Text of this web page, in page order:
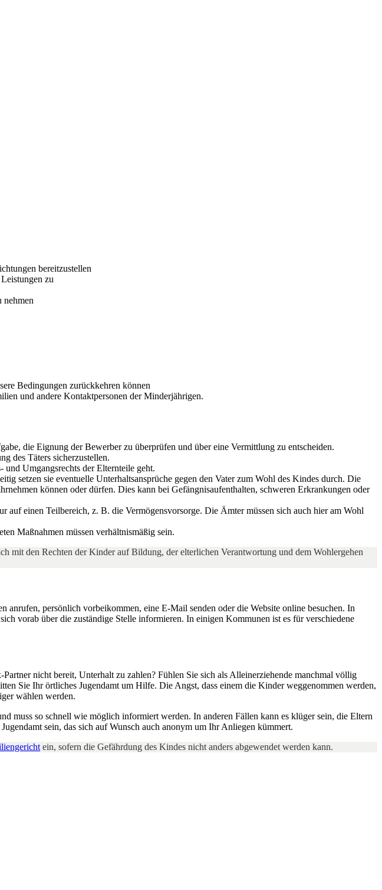
bereitzustellen
zu
nehmen
Bedingungen zurückkehren können
und andere Kontaktpersonen der Minderjährigen.
die Eignung der Bewerber zu überprüfen und über eine Vermittlung zu entscheiden.
des Täters sicherzustellen.
und Umgangsrechts der Elternteile geht.
setzen sie eventuelle Unterhaltsansprüche gegen den Vater zum Wohl des Kindes durch. Die
können oder dürfen. Dies kann bei Gefängnisaufenthalten, schweren Erkrankungen oder
auf einen Teilbereich, z. B. die Vermögensvorsorge. Die Ämter müssen sich auch hier am Wohl
Maßnahmen müssen verhältnismäßig sein.
mit den Rechten der Kinder auf Bildung, der elterlichen Verantwortung und dem Wohlergehen
anrufen, persönlich vorbeikommen, eine E-Mail senden oder die Website online besuchen. In
vorab über die zuständige Stelle informieren. In einigen Kommunen ist es für verschiedene
nicht bereit, Unterhalt zu zahlen? Fühlen Sie sich als Alleinerziehende manchmal völlig
Sie Ihr örtliches Jugendamt um Hilfe. Die Angst, dass einem die Kinder weggenommen werden,
wählen werden.
muss so schnell wie möglich informiert werden. In anderen Fällen kann es klüger sein, die Eltern
sein, das sich auf Wunsch auch anonym um Ihr Anliegen kümmert.
ein, sofern die Gefährdung des Kindes nicht anders abgewendet werden kann.